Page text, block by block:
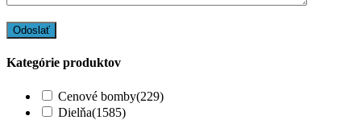
Kategórie produktov
Cenové bomby(229)
Dielňa(1585)